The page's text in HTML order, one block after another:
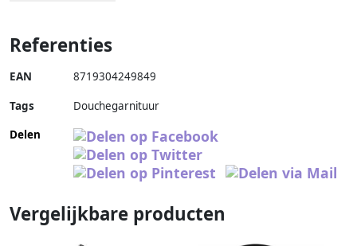
Referenties
EAN 8719304249849
Tags
Douchegarnituur
Delen
Vergelijkbare producten